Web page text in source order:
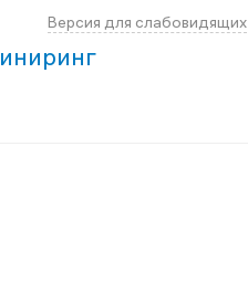
Версия для слабовидящих